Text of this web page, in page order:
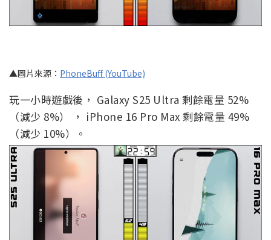
▲圖片來源： PhoneBuff (YouTube)
玩一小時遊戲後， Galaxy S25 Ultra 剩餘電量 52%
（減少 8%） ， iPhone 16 Pro Max 剩餘電量 49%
（減少 10%）。